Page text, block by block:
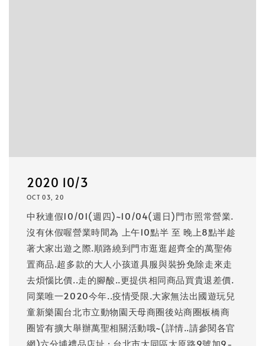
2020 10/3
OCT 03, 20
中秋連假10/01(週四)~10/04(週日)門市照常營業.
沒有休假喔營業時間為 上午10點半 至 晚上8點半趁
著大家出遊之際.順路繞到門市逛逛超齊全的萬聖佈
置商品.超多款的大人小孩道具服與裝扮免除走來走
去煩惱比價..走的腳酸..更提供相同商品買貴退差價.
同業唯一2020今年..疫情受限.大家無法出國遊玩兒
童新樂園台北市立動物園天母商圈後站商圈板橋商
圈皆有擴大舉辦萬聖相關活動哦~(詳情..請參閱各官